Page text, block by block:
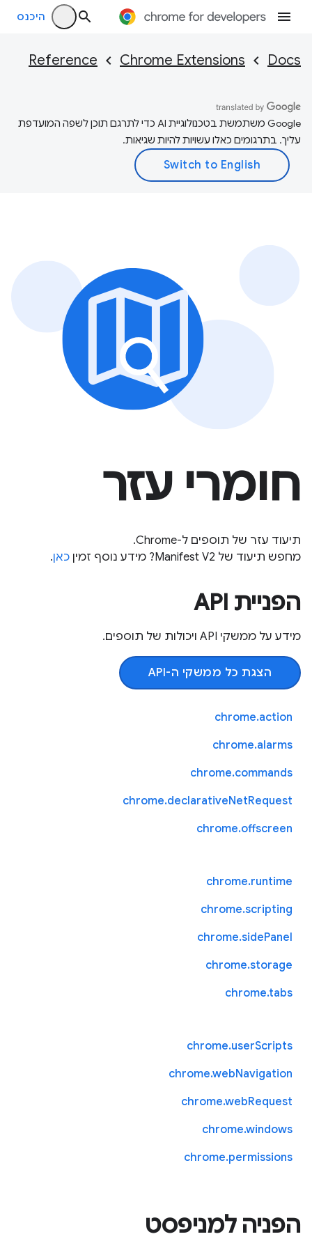
היכנס
Docs
Chrome Extensions
Reference
‫Google משתמשת בטכנולוגיית AI כדי לתרגם תוכן לשפה המועדפת
עליך. בתרגומים כאלו עשויות להיות שגיאות.
חומרי עזר
תיעוד עזר של תוספים ל-Chrome.
מחפש תיעוד של Manifest V2? מידע נוסף זמין
כאן.
הפניית API
מידע על ממשקי API ויכולות של תוספים.
הצגת כל ממשקי ה-API
chrome.action
chrome.alarms
chrome.commands
chrome.declarativeNetRequest
chrome.offscreen
chrome.runtime
chrome.scripting
chrome.sidePanel
chrome.storage
chrome.tabs
chrome.userScripts
chrome.webNavigation
chrome.webRequest
chrome.windows
chrome.permissions
הפניה למניפסט